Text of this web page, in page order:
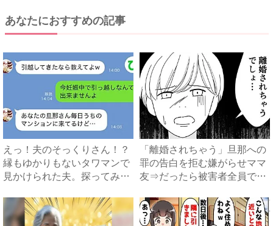
あなたにおすすめの記事
えっ！夫のそっくりさん！？
縁もゆかりもないタワマンで
見かけられた夫。探ってみる
「離婚されちゃう」旦那への
罪の告白を拒む嫌がらせママ
友⇒だったら被害者全員で…